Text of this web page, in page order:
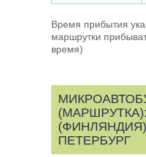
Время прибытия
маршрутки
время)
ПЕТЕРБУРГ